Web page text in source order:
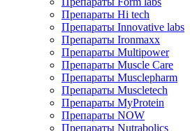
Препараты Hi tech
Препараты Innovative labs
Препараты Ironmaxx
Препараты Multipower
Препараты Muscle Care
Препараты Musclepharm
Препараты Muscletech
Препараты MyProtein
Препараты NOW
Препараты Nutrabolics